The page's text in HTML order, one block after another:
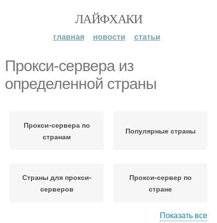
ЛАЙФХАКИ
главная новости статьи
Прокси-сервера из
определенной страны
Прокси-сервера по
странам
Популярные страны
Страны для прокси-
серверов
Прокси-сервер по
стране
Показать все